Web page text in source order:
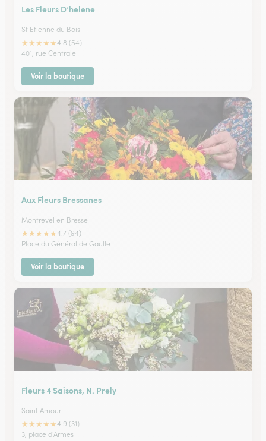
Les Fleurs D’helene
St Etienne du Bois
★★★★★4.8 (54)
401, rue Centrale
Voir la boutique
Aux Fleurs Bressanes
Montrevel en Bresse
★★★★★4.7 (94)
Place du Général de Gaulle
Voir la boutique
Fleurs 4 Saisons, N. Prely
Saint Amour
★★★★★4.9 (31)
3, place d'Armes